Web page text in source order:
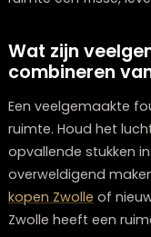
worden, kan
een vloerkleed
hoekbank Zwolle
maken.
Planten zijn ook
Ze passen goed
ruimte een frisse,